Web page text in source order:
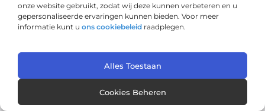
onze website gebruikt, zodat wij deze kunnen verbeteren en u
gepersonaliseerde ervaringen kunnen bieden. Voor meer
informatie kunt u ons cookiebeleid raadplegen.
Alles Toestaan
Cookies Beheren
AANBIEDINGEN